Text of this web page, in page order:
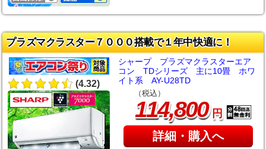
プラズマクラスター７０００搭載で１年中快適に！
(4.32)
シャープ プラズマクラスターエア
コン TDシリーズ 主に10畳 ホワ
イト系 AY-U28TD
（税込）
114,800円
詳細・購入へ